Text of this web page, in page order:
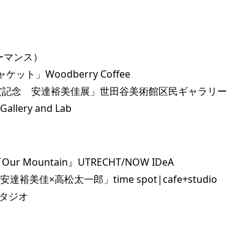
ンス）
ケット」Woodberry Coffee
念 安達裕美佳展」世田谷美術館区民ギャラリー
and Lab
Mountain』UTRECHT/NOW IDeA
達裕美佳×高松太一郎」time spot|cafe+studio
ジオ